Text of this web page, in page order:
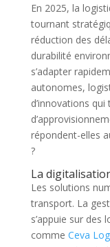
En 2025, la
tournant
réduction des
durabilité
s’adapter
autonomes,
d’innovations
répondent-elles
?
La
Les solutions
transport. La
s’appuie sur des
comme Ceva